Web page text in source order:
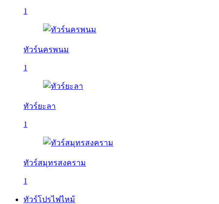
1
ทัวร์นครพนม
1
ทัวร์ยะลา
1
ทัวร์สมุทรสงคราม
1
ทัวร์โปรไฟไหม้